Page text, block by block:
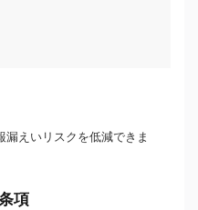
えいリスクを低減できま
項